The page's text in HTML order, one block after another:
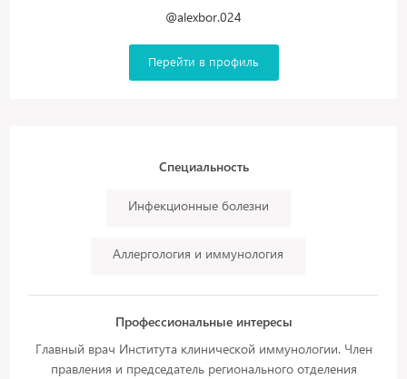
@alexbor.024
Перейти в профиль
Специальность
Инфекционные болезни
Аллергология и иммунология
Профессиональные интересы
Главный врач Института клинической иммунологии. Член
правления и председатель регионального отделения